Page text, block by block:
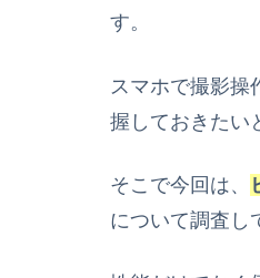
す。
スマホで撮影操
握しておきたい
そこで今回は、
について調査し